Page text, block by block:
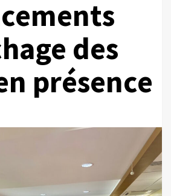
des
présence